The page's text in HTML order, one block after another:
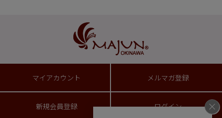
マイアカウント メルマガ登録
新規会員登録 ログイン